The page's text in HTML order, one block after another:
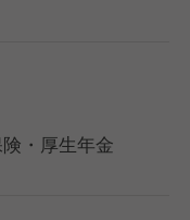
・厚生年金